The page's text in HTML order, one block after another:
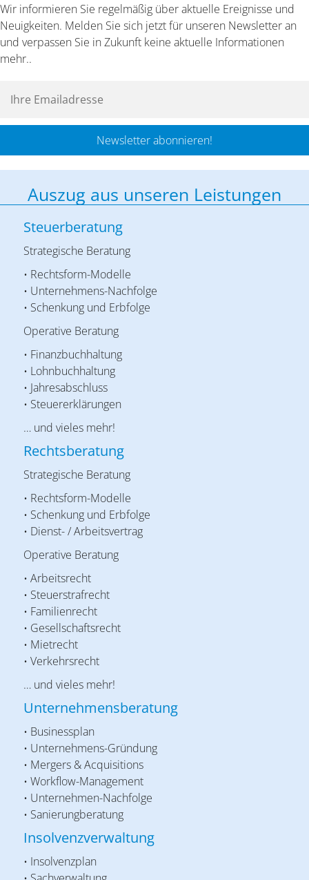
Wir informieren Sie regelmäßig über aktuelle Ereignisse und
Neuigkeiten. Melden Sie sich jetzt für unseren Newsletter an
und verpassen Sie in Zukunft keine aktuelle Informationen
mehr..
Newsletter abonnieren!
Auszug aus unseren Leistungen
Steuerberatung
Strategische Beratung
• Rechtsform-Modelle
• Unternehmens-Nachfolge
• Schenkung und Erbfolge
Operative Beratung
• Finanzbuchhaltung
• Lohnbuchhaltung
• Jahresabschluss
• Steuererklärungen
… und vieles mehr!
Rechtsberatung
Strategische Beratung
• Rechtsform-Modelle
• Schenkung und Erbfolge
• Dienst- / Arbeitsvertrag
Operative Beratung
• Arbeitsrecht
• Steuerstrafrecht
• Familienrecht
• Gesellschaftsrecht
• Mietrecht
• Verkehrsrecht
… und vieles mehr!
Unternehmensberatung
• Businessplan
• Unternehmens-Gründung
• Mergers & Acquisitions
• Workflow-Management
• Unternehmen-Nachfolge
• Sanierungberatung
Insolvenzverwaltung
• Insolvenzplan